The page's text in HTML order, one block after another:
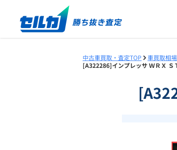
中古車買取・査定TOP 車買取相
[A322286]インプレッサ ＷＲＸ